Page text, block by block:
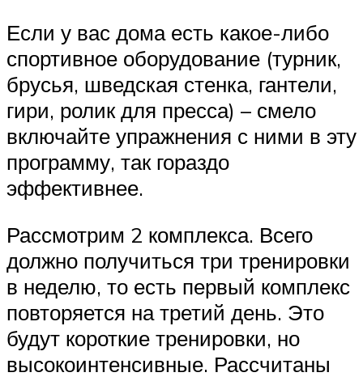
Если у вас дома есть какое-либо
спортивное оборудование (турник,
брусья, шведская стенка, гантели,
гири, ролик для пресса) – смело
включайте упражнения с ними в эту
программу, так гораздо
эффективнее.
Рассмотрим 2 комплекса. Всего
должно получиться три тренировки
в неделю, то есть первый комплекс
повторяется на третий день. Это
будут короткие тренировки, но
высокоинтенсивные. Рассчитаны